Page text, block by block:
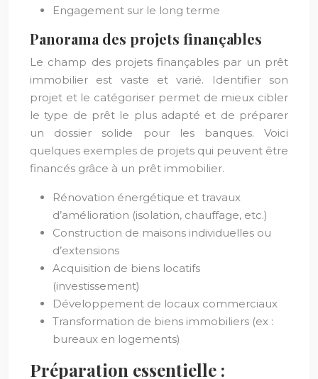
Engagement sur le long terme
Panorama des projets finançables
Le champ des projets finançables par un prêt
immobilier est vaste et varié. Identifier son
projet et le catégoriser permet de mieux cibler
le type de prêt le plus adapté et de préparer
un dossier solide pour les banques. Voici
quelques exemples de projets qui peuvent être
financés grâce à un prêt immobilier.
Rénovation énergétique et travaux
d’amélioration (isolation, chauffage, etc.)
Construction de maisons individuelles ou
d’extensions
Acquisition de biens locatifs
(investissement)
Développement de locaux commerciaux
Transformation de biens immobiliers (ex :
bureaux en logements)
Préparation essentielle :